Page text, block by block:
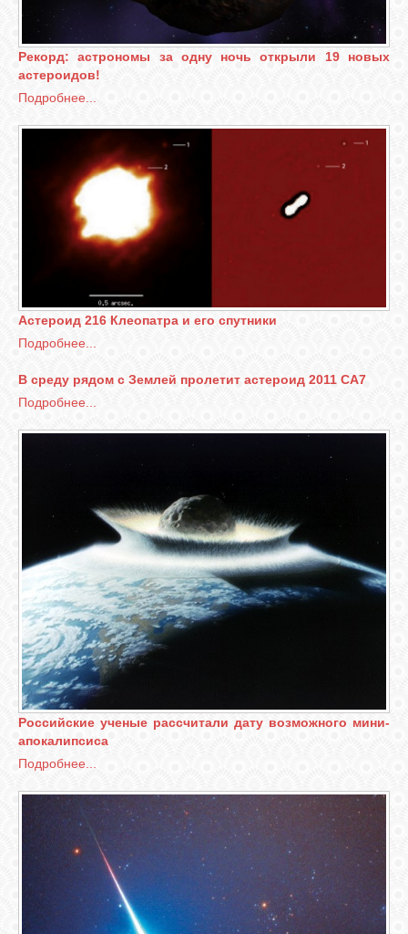
Рекорд: астрономы за одну ночь открыли 19 новых
астероидов!
Подробнее...
Астероид 216 Клеопатра и его спутники
Подробнее...
В среду рядом с Землей пролетит астероид 2011 CA7
Подробнее...
Российские ученые рассчитали дату возможного мини-
апокалипсиса
Подробнее...